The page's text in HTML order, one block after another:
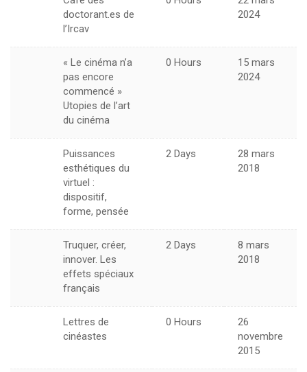
doctorant.es de
l’Ircav
2024
« Le cinéma n’a
pas encore
commencé »
Utopies de l’art
du cinéma
0 Hours
15 mars
2024
Puissances
esthétiques du
virtuel :
dispositif,
forme, pensée
2 Days
28 mars
2018
Truquer, créer,
innover. Les
effets spéciaux
français
2 Days
8 mars
2018
Lettres de
cinéastes
0 Hours
26
novembre
2015